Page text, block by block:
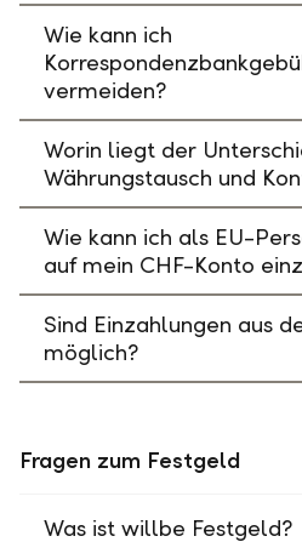
Wie kann ich
vermeiden?
Worin liegt der
Währungstausch und
Wie kann ich als EU-
auf mein CHF-Konto
Sind Einzahlungen aus
möglich?
Fragen zum Festgeld
Was ist willbe Festgeld?